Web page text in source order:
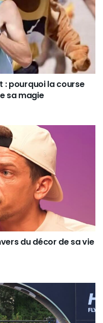
: pourquoi la course
sa magie
du décor de sa vie